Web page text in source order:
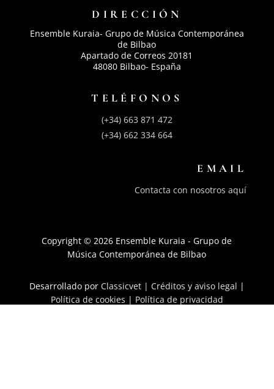
DIRECCIÓN
Ensemble Kuraia- Grupo de Música Contemporánea
de Bilbao
Apartado de Correos 20181
48080 Bilbao- España
TELÉFONOS
(+34) 663 871 472
(+34) 662 334 664
EMAIL
Contacta con nosotros aquí
Copyright © 2026 Ensemble Kuraia - Grupo de
Música Contemporánea de Bilbao
Desarrollado por Classicvet | Créditos y aviso legal |
Política de cookies | Política de privacidad